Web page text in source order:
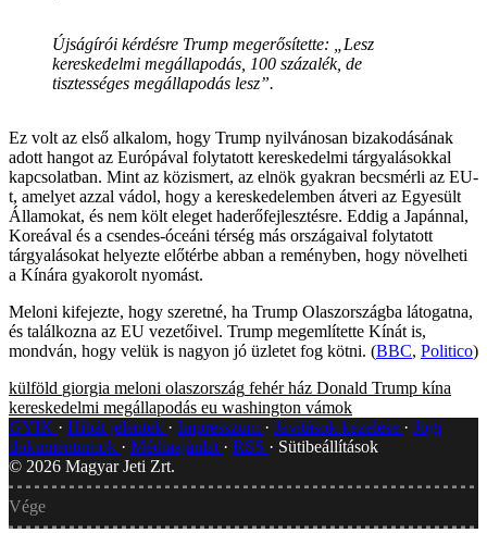
Újságírói kérdésre Trump megerősítette: „Lesz
kereskedelmi megállapodás, 100 százalék, de
tisztességes megállapodás lesz”.
Ez volt az első alkalom, hogy Trump nyilvánosan bizakodásának
adott hangot az Európával folytatott kereskedelmi tárgyalásokkal
kapcsolatban. Mint az közismert, az elnök gyakran becsmérli az EU-
t, amelyet azzal vádol, hogy a kereskedelemben átveri az Egyesült
Államokat, és nem költ eleget haderőfejlesztésre. Eddig a Japánnal,
Koreával és a csendes-óceáni térség más országaival folytatott
tárgyalásokat helyezte előtérbe abban a reményben, hogy növelheti
a Kínára gyakorolt nyomást.
Meloni kifejezte, hogy szeretné, ha Trump Olaszországba látogatna,
és találkozna az EU vezetőivel. Trump megemlítette Kínát is,
mondván, hogy velük is nagyon jó üzletet fog kötni. (BBC, Politico)
külföld giorgia meloni olaszország fehér ház Donald Trump kína
kereskedelmi megállapodás eu washington vámok
GYIK
Hibát jelentek Impresszum Javítások kezelése
Jogi
dokumentumok
Médiaajánlat RSS
Sütibeállítások
© 2026 Magyar Jeti Zrt.
Vége